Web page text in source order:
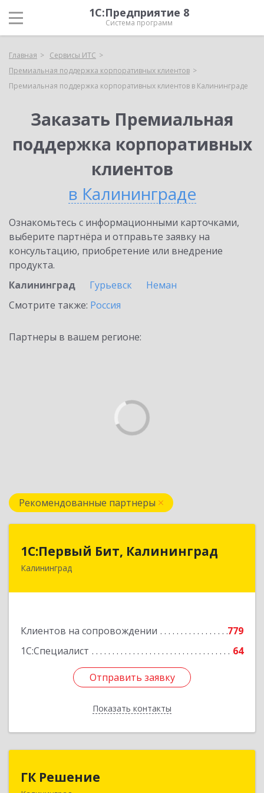
1С:Предприятие 8
Система программ
Главная
Сервисы ИТС
Премиальная поддержка корпоративных клиентов
Премиальная поддержка корпоративных клиентов в Калининграде
Заказать Премиальная
поддержка корпоративных
клиентов
в Калининграде
Ознакомьтесь с информационными карточками,
выберите партнёра и отправьте заявку на
консультацию, приобретение или внедрение
продукта.
Калининград
Гурьевск
Неман
Смотрите также: Россия
Партнеры в вашем регионе:
Рекомендованные партнеры
1С:Первый Бит, Калининград
Калининград
Клиентов на сопровождении
779
1С:Специалист
64
Отправить заявку
Показать контакты
1С:Первый Бит, Калининград
236006, Калининградская обл, Калининград г,
Отправить заявку
Назад
ГК Решение